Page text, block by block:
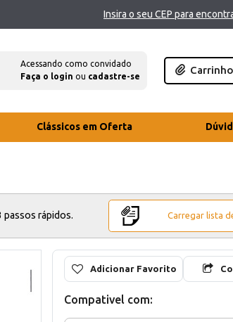
Insira o seu CEP para
Acessando como convidado
Faça o login ou cadastre-se
Clássicos em Oferta
passos rápidos. Carregar lista
Adicionar Favorito
Compativel com: